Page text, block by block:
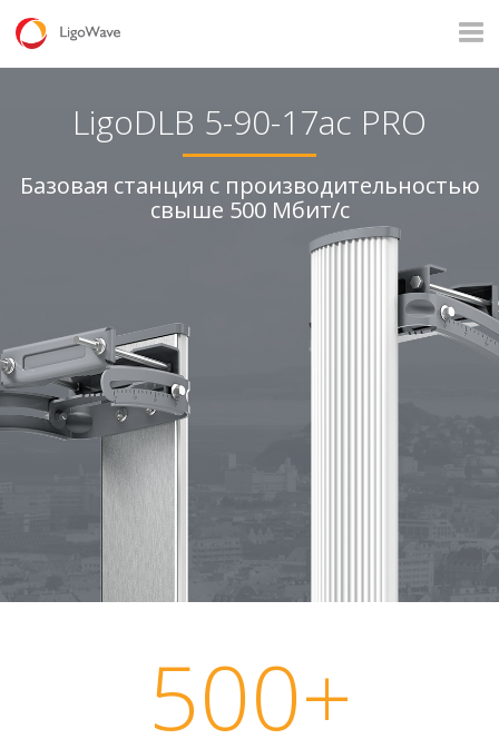
Промышленные приложения
Операторы Связь в сельских поселениях
LigoDLB 5-90-17ac PRO
Базовая станция с производительностью
свыше 500 Мбит/с
500+